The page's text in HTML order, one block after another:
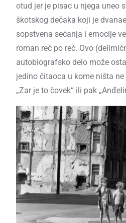
otud jer je pisac u njega uneo
škotskog dečaka koji je
sopstvena sećanja i emocije
roman reč po reč. Ovo
autobiografsko delo može
jedino čitaoca u kome ništa
„Zar je to čovek“ ili pak